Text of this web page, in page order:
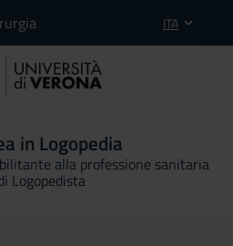
ITA
in Logopedia
alla professione sanitaria
Logopedista